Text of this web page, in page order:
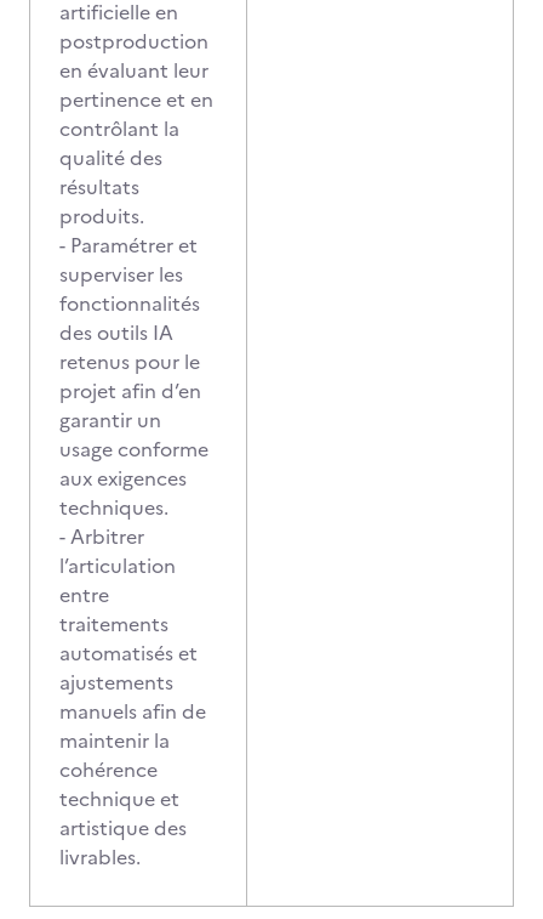
artificielle en
postproduction
en évaluant leur
pertinence et en
contrôlant la
qualité des
résultats
produits.
- Paramétrer et
superviser les
fonctionnalités
des outils IA
retenus pour le
projet afin d’en
garantir un
usage conforme
aux exigences
techniques.
- Arbitrer
l’articulation
entre
traitements
automatisés et
ajustements
manuels afin de
maintenir la
cohérence
technique et
artistique des
livrables.